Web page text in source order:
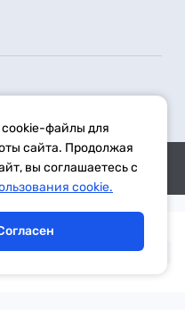
выдано Федеральной
файлы для
сайта. Продолжая
вы соглашаетесь с
cookie.